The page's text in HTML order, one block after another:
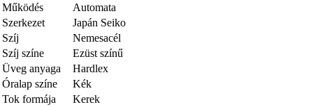
Működés
Automata
Szerkezet
Japán Seiko
Szíj
Nemesacél
Szíj színe
Ezüst színű
Üveg anyaga
Hardlex
Óralap színe
Kék
Tok formája
Kerek